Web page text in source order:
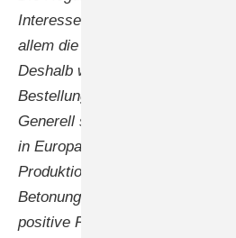
Interesse der Solarkunden ist
allem die Installateure, bei
Deshalb werden wir ganz
Bestellungen sehen, dass diese
Generell spüren wir eine
in Europa gefertigten Produkten.
Produktionskapazitäten in
Betonung der regionalen
positive Resonanz bei Kunden,